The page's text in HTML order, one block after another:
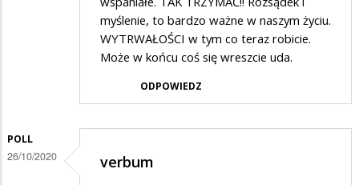
myślenie, to bardzo ważne w naszym życiu.
WYTRWAŁOŚCI w tym co teraz robicie.
Może w końcu coś się wreszcie uda.
ODPOWIEDZ
POLL
26/10/2020 verbum